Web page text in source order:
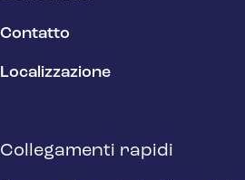
Contatto
Localizzazione
Collegamenti rapidi